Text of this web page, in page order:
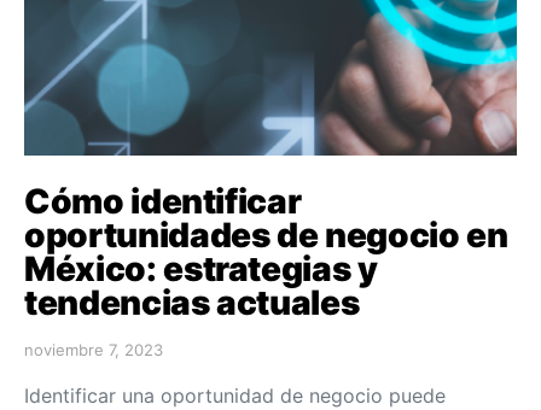
Cómo identificar
oportunidades de negocio en
México: estrategias y
tendencias actuales
noviembre 7, 2023
Identificar una oportunidad de negocio puede